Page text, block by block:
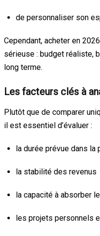
de personnaliser son
Cependant, acheter en
sérieuse : budget réaliste,
long terme.
Les facteurs clés à
Plutôt que de comparer
il est essentiel d’évaluer :
la durée prévue dans
la stabilité des revenus
la capacité à absorber
les projets personnels